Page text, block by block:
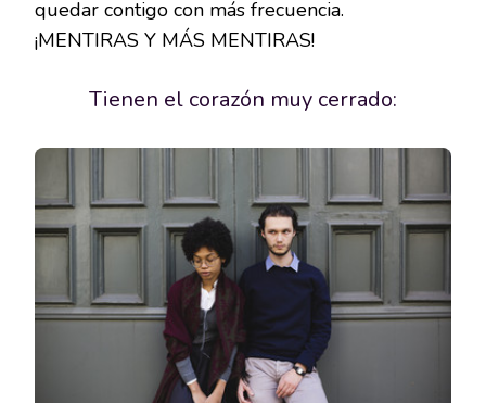
quedar contigo con más frecuencia.
¡MENTIRAS Y MÁS MENTIRAS!
Tienen el corazón muy cerrado: